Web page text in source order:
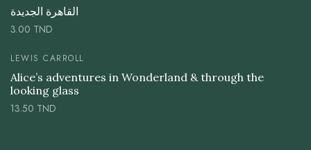
القاهرة الجديدة
3.00 TND
LEWIS CARROLL
Alice’s adventures in Wonderland & through the
looking glass
13.50 TND